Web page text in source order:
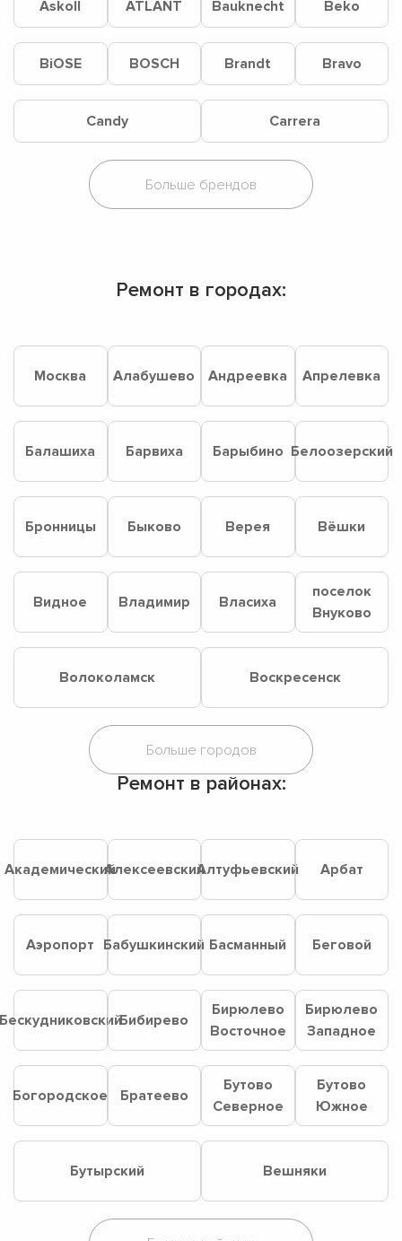
Askoll ATLANT Bauknecht Beko
BiOSE BOSCH Brandt Bravo
Candy Carrera
Ремонт в городах:
Москва Алабушево Андреевка Апрелевка
Балашиха Барвиха Барыбино Белоозерский
Бронницы Быково Верея Вёшки
Видное Владимир Власиха
поселок
Внуково
Волоколамск Воскресенск
Ремонт в районах:
АкадемическийАлексеевскийАлтуфьевский Арбат
Аэропорт Бабушкинский Басманный Беговой
Бибирево
Бирюлево
Восточное
Бирюлево
Западное
Богородское Братеево
Бутово
Северное
Бутово
Южное
Бутырский Вешняки